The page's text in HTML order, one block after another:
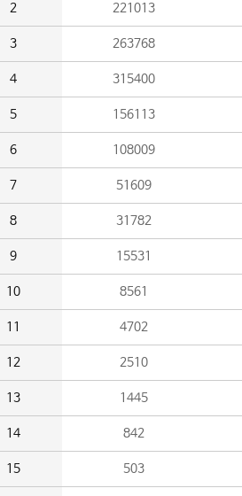
2 221013
3 263768
4 315400
5 156113
6 108009
7 51609
8 31782
9 15531
10 8561
11 4702
12 2510
13 1445
14 842
15 503